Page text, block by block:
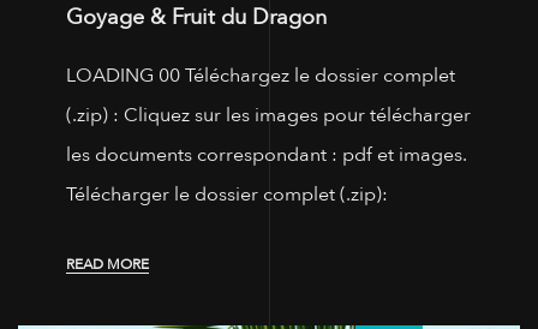
Goyage & Fruit du Dragon
LOADING 00 Téléchargez le dossier complet
(.zip) : Cliquez sur les images pour télécharger
les documents correspondant : pdf et images.
Télécharger le dossier complet (.zip):
READ MORE